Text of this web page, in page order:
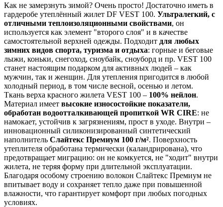
Как не замерзнуть зимой? Очень просто! Достаточно иметь в
гардеробе утеплённый жилет DF VEST 100. Ультралегкий, с
отличными теплоизоляционными свойствами, он
используется как элемент "второго слоя" и в качестве
самостоятельной верхней одежды. Подходит для любых
зимних видов спорта, туризма и отдыха: горные и беговые
лыжи, коньки, снегоход, сноубайк, сноуборд и пр. VEST 100
станет настоящим подарком для активных людей – как
мужчин, так и женщин. Для утепления пригодится в любой
холодный период, в том числе весной, осенью и летом.
Ткань верха красного жилета VEST 100 – 100% нейлон.
Материал имеет высокие износостойкие показатели,
обработан водоотталкивающей пропиткой WR CIRE: не
намокает, устойчив к загрязнениям, прост в уходе. Внутри –
инновационный силиконизированный синтетический
наполнитель Слайтекс Премиум 100 г/м². Поверхность
утеплителя обработана термически (каландрирована), что
предотвращает миграцию: он не комкуется, не "ходит" внутри
жилета, не теряя форму при длительной эксплуатации.
Благодаря особому строению волокон Слайтекс Премиум не
впитывает воду и сохраняет тепло даже при повышенной
влажности, что гарантирует комфорт при любых погодных
условиях.